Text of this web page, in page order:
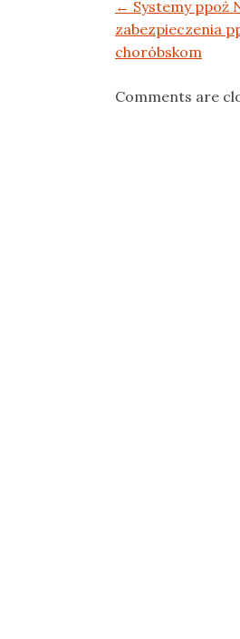
Post navigation
← Systemy ppoż
zabezpieczenia
choróbskom
Comments are